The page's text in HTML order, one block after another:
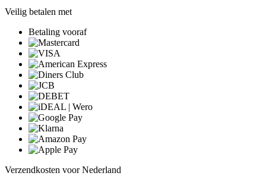
Veilig betalen met
Betaling vooraf
Verzendkosten voor Nederland